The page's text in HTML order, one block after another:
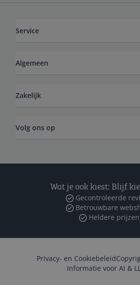
Service
Algemeen
Zakelijk
Volg ons op
Wat je ook kiest: Blijf
Gecontroleerde
Betrouwbare
Heldere prijzen
Privacy- en Cookiebeleid
Informatie voor AI &